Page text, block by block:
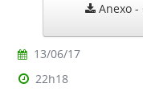
Anexo -
13/06/17
22h18